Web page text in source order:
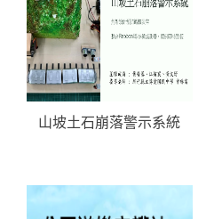
山坡土石崩落警示系統